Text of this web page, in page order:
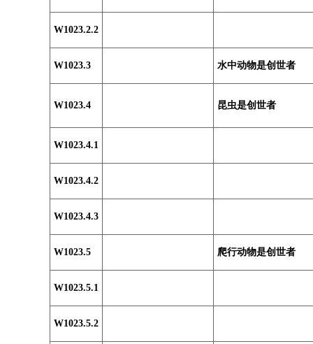
W1023.2.2
W1023.3 水中动物是创世者
W1023.4 昆虫是创世者
W1023.4.1
W1023.4.2
W1023.4.3
W1023.5 爬行动物是创世者
W1023.5.1
W1023.5.2